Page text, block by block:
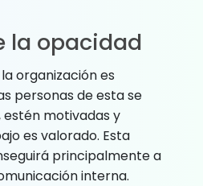
la opacidad
organización es
personas de esta se
motivadas y
es valorado. Esta
principalmente a
interna.